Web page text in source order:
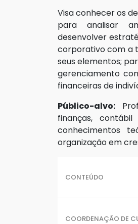
Visa conhecer os
para analisar
desenvolver
corporativo com a
seus elementos;
gerenciamento
financeiras de
Público-alvo:
finanças,
conhecimentos
organização em
CONTEÚDO
COORDENAÇÃO DE